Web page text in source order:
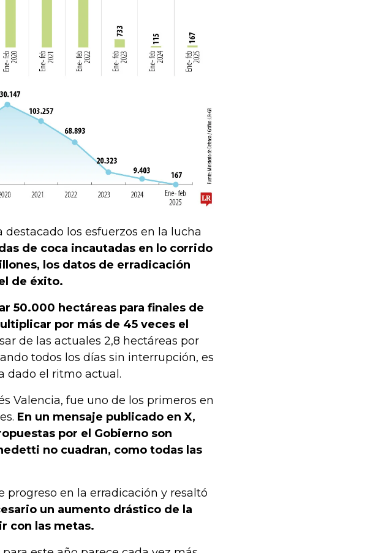
los esfuerzos en la lucha
de coca incautadas en lo corrido
los datos de erradicación
de éxito.
50.000 hectáreas para finales de
por más de 45 veces el
de las actuales 2,8 hectáreas por
todos los días sin interrupción, es
dado el ritmo actual.
Valencia, fue uno de los primeros en
En un mensaje publicado en X,
por el Gobierno son
no cuadran, como todas las
progreso en la erradicación y resaltó
un aumento drástico de la
con las metas.